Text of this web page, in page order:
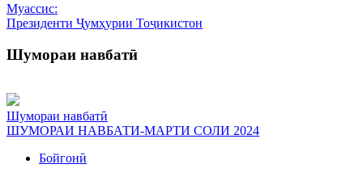
Муассис:
Президенти Ҷумҳурии Тоҷикистон
Шумораи навбатӣ
Шумораи навбатӣ
ШУМОРАИ НАВБАТИ-МАРТИ СОЛИ 2024
Бойгонӣ